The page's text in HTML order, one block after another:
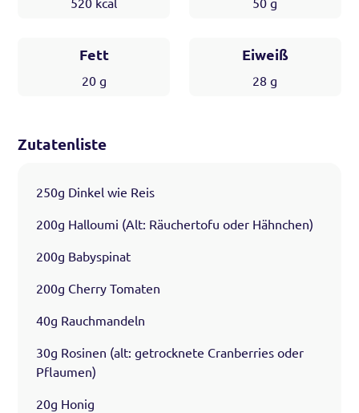
Fett
20g
Eiweiß
28 g
Zutatenliste
250g Dinkel wie Reis
200g Halloumi (Alt: Räuchertofu oder Hähnchen)
200g Babyspinat
200g Cherry Tomaten
40g Rauchmandeln
30g Rosinen (alt: getrocknete Cranberries oder
Pflaumen)
20g Honig